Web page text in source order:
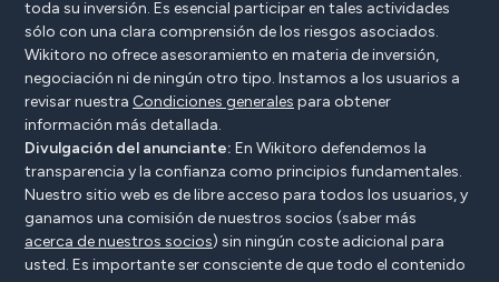
toda su inversión. Es esencial participar en tales actividades
sólo con una clara comprensión de los riesgos asociados.
Wikitoro no ofrece asesoramiento en materia de inversión,
negociación ni de ningún otro tipo. Instamos a los usuarios a
revisar nuestra Condiciones generales para obtener
información más detallada.
Divulgación del anunciante: En Wikitoro defendemos la
transparencia y la confianza como principios fundamentales.
Nuestro sitio web es de libre acceso para todos los usuarios, y
ganamos una comisión de nuestros socios (saber más
acerca de nuestros socios) sin ningún coste adicional para
usted. Es importante ser consciente de que todo el contenido